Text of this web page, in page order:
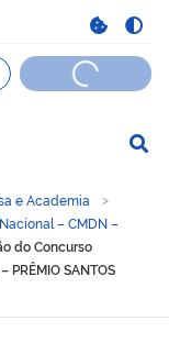
e Academia
– CMDN –
do Concurso
SANTOS